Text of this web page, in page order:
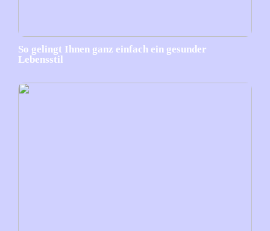
So gelingt Ihnen ganz einfach ein gesunder
Lebensstil